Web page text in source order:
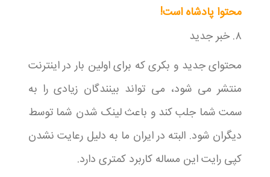
محتوا پادشاه است!
۸. خبر جدید
محتوای جدید و بکری که برای اولین بار در اینترنت
منتشر می شود، می تواند بینندگان زیادی را به
سمت شما جلب کند و باعث لینک شدن شما توسط
دیگران شود. البته در ایران ما به دلیل رعایت نشدن
کپی رایت این مساله کاربرد کمتری دارد.